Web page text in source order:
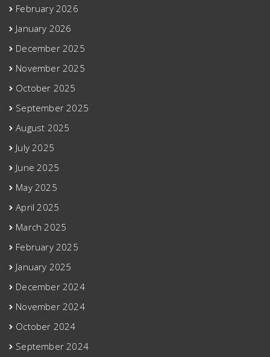
February 2026
January 2026
December 2025
November 2025
October 2025
September 2025
August 2025
July 2025
June 2025
May 2025
April 2025
March 2025
February 2025
January 2025
December 2024
November 2024
October 2024
September 2024